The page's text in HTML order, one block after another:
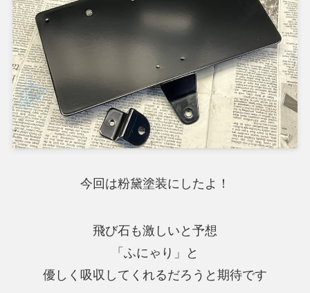
今回は粉黛塗装にしたよ！
飛び石も激しいと予想
「ふにゃり」と
優しく吸収してくれるだろうと期待です